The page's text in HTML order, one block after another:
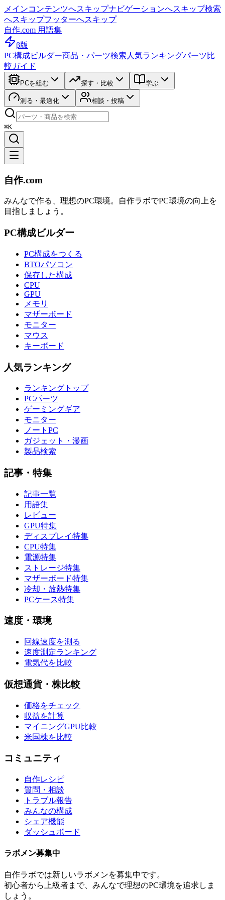
メインコンテンツへスキップナビゲーションへスキップ検索
へスキップフッターへスキップ
自作.com 用語集
β版
PC構成ビルダー商品・パーツ検索 人気ランキングパーツ比
較ガイド
PCを組む 探す・比較 学ぶ
測る・最適化 相談・投稿
⌘K
自作.com
みんなで作る、理想のPC環境。 自作ラボでPC環境の向上を
目指しましょう。
PC構成ビルダー
PC構成をつくる
BTOパソコン
保存した構成
CPU
GPU
メモリ
マザーボード
モニター
マウス
キーボード
人気ランキング
ランキングトップ
PCパーツ
ゲーミングギア
モニター
ノートPC
ガジェット・漫画
製品検索
記事・特集
記事一覧
用語集
レビュー
GPU特集
ディスプレイ特集
CPU特集
電源特集
ストレージ特集
マザーボード特集
冷却・放熱特集
PCケース特集
速度・環境
回線速度を測る
速度測定ランキング
電気代を比較
仮想通貨・株比較
価格をチェック
収益を計算
マイニングGPU比較
米国株を比較
コミュニティ
自作レシピ
質問・相談
トラブル報告
みんなの構成
シェア機能
ダッシュボード
ラボメン募集中
自作ラボでは新しいラボメンを募集中です。
初心者から上級者まで、みんなで理想のPC環境を追求しま
しょう。